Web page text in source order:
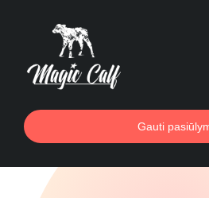
Gauti